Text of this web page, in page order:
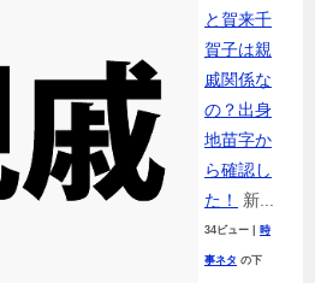
と賀来千
賀子は親
戚関係な
の？出身
地苗字か
ら確認し
た！
新...
34ビュー 時
事ネタ の下